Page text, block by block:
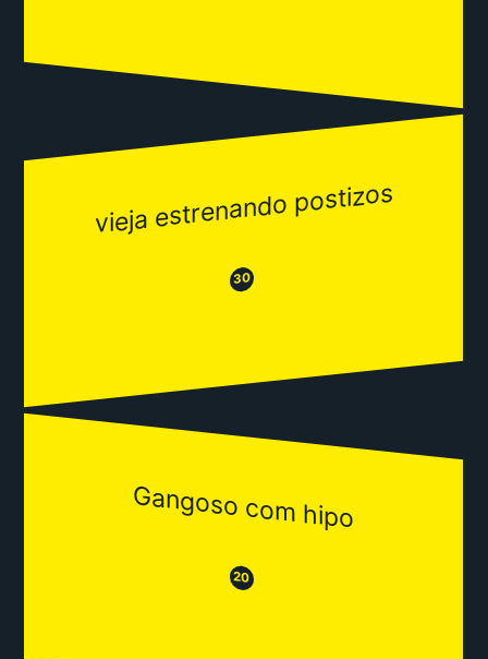
vieja estrenando postizos
😒30😂
Gangoso com hipo
😒 20 😂